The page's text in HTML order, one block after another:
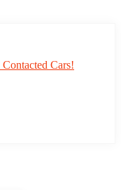
Contacted Cars!